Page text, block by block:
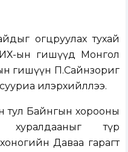
огцруулах тухай
ын гишүүд Монгол
гишүүн П.Сайнзориг
илэрхийллээ.
тул Байнгын хорооны
хуралдааныг түр
Даваа гарагт